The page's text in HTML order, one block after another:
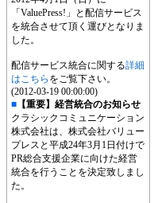
「ValuePress!」と配信サービス
を統合させて頂く運びとなりま
した。
配信サービス統合に関する詳細
はこちら をご覧下さい。
(2012-03-19 00:00:00)
■ 【重要】経営統合のお知らせ
クラシックコミュニケーション
株式会社は、株式会社バリュー
プレスと平成24年3月1日付けで
PR総合支援企業に向けた経営
統合を行うことを決定致しまし
た。